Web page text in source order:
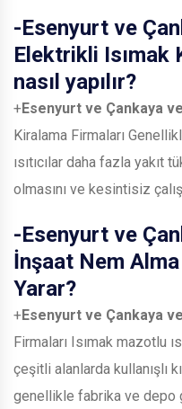
-Esenyurt ve
Elektrikli Isımak
nasıl yapılır?
+Esenyurt ve Çankaya
Kiralama Firmaları
ısıtıcılar daha fazla yakıt
olmasını ve kesintisiz
-Esenyurt ve
İnşaat Nem
Yarar?
+Esenyurt ve Çankaya
Firmaları Isımak mazotlu
çeşitli alanlarda kullanışlı
genellikle fabrika ve depo